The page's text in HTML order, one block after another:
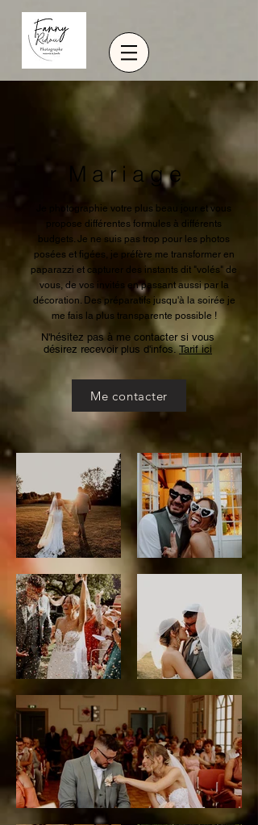
Mariage
Je photographie votre plus beau jour et vous
propose différentes formules à différents
budgets. Je ne suis pas trop pour les photos
posées et figées, je préfère me transformer en
paparazzi et capturer des instants dit "volés" de
vous, de vos invités en passant aussi par la
décoration. Des préparatifs jusqu'à la soirée je
me fais la plus transparente possible !
N'hésitez pas à me contacter si vous
désirez recevoir plus d'infos.Tarif ici
Me contacter